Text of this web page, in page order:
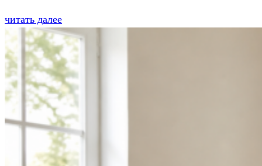
читать далее